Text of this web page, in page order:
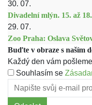
30. 07.
Divadelní mlýn. 15. až
29. 07.
Zoo Praha: Oslava
Buďte v obraze s naším
Každý den vám
Souhlasím se